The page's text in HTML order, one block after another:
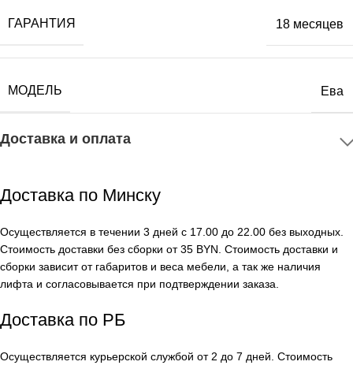
ГАРАНТИЯ 18 месяцев
МОДЕЛЬ Ева
Доставка и оплата
Доставка по Минску
Осуществляется в течении 3 дней с 17.00 до 22.00 без выходных.
Стоимость доставки без сборки от 35 BYN. Стоимость доставки и
сборки зависит от габаритов и веса мебели, а так же наличия
лифта и согласовывается при подтверждении заказа.
Доставка по РБ
Осуществляется курьерской службой от 2 до 7 дней. Стоимость